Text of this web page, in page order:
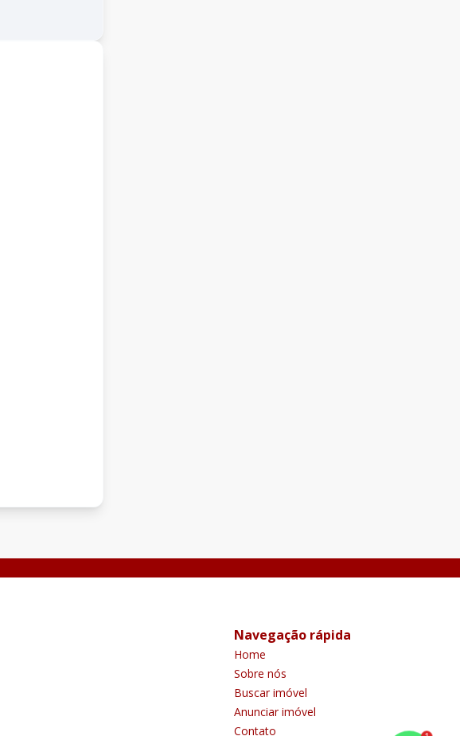
Navegação rápida
Home
Sobre nós
Buscar imóvel
Anunciar imóvel
Contato